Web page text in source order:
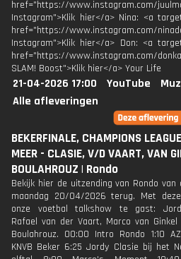
href="https://www.instagram.com/
Instagram">Klik hier</a> Nina: <a
href="https://www.instagram.com/
Instagram">Klik hier</a> Don: <a
href="https://www.instagram.com/
SLAM! Boost">Klik hier</a> Your Life
21-04-2026 17:00 YouTube
Alle afleveringen
BEKERFINALE, CHAMPIONS
MEER - CLASIE, V/D VAART, VAN
BOULAHROUZ | Rondo
Bekijk hier de uitzending van Rondo van
maandag 20/04/2026 terug. Met
onze voetbal talkshow te gast:
Rafael van der Vaart, Marco van Ginkel
Boulahrouz. 00:00 Intro Rondo 1:10
KNVB Beker 6:25 Jordy Clasie bij het